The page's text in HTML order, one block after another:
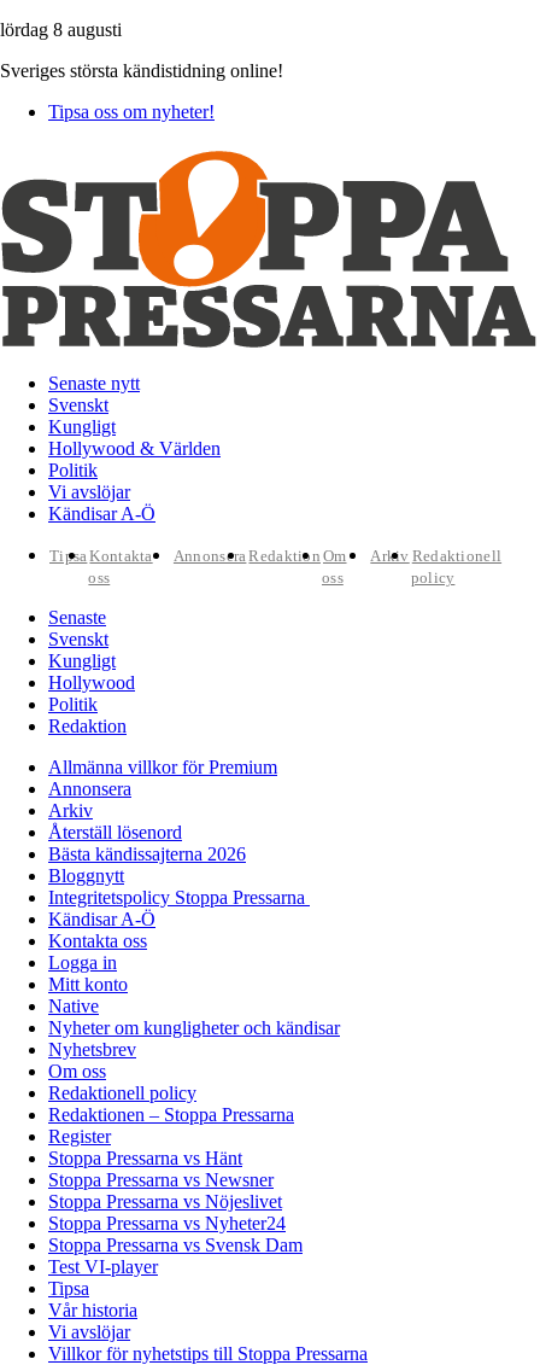
lördag 8 augusti
Sveriges största kändistidning online!
Tipsa oss om nyheter!
Senaste nytt
Svenskt
Kungligt
Hollywood & Världen
Politik
Vi avslöjar
Kändisar A-Ö
TipsaKontakta
oss
AnnonseraRedaktion Om
oss
Arkiv Redaktionell
policy
Senaste
Svenskt
Kungligt
Hollywood
Politik
Redaktion
Allmänna villkor för Premium
Annonsera
Arkiv
Återställ lösenord
Bästa kändissajterna 2026
Bloggnytt
Integritetspolicy Stoppa Pressarna
Kändisar A-Ö
Kontakta oss
Logga in
Mitt konto
Native
Nyheter om kungligheter och kändisar
Nyhetsbrev
Om oss
Redaktionell policy
Redaktionen – Stoppa Pressarna
Register
Stoppa Pressarna vs Hänt
Stoppa Pressarna vs Newsner
Stoppa Pressarna vs Nöjeslivet
Stoppa Pressarna vs Nyheter24
Stoppa Pressarna vs Svensk Dam
Test VI-player
Tipsa
Vår historia
Vi avslöjar
Villkor för nyhetstips till Stoppa Pressarna